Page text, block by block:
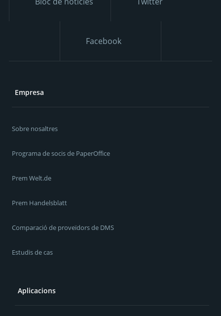
Facebook
Empresa
Sobre nosaltres
Programa de socis de PaperOffice
Prem Welt.de
Prem Handelsblatt
Comparació de proveïdors de DMS
Estudis de cas
Aplicacions